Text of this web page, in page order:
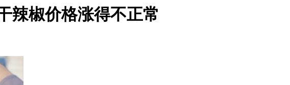
辣椒价格涨得不正常